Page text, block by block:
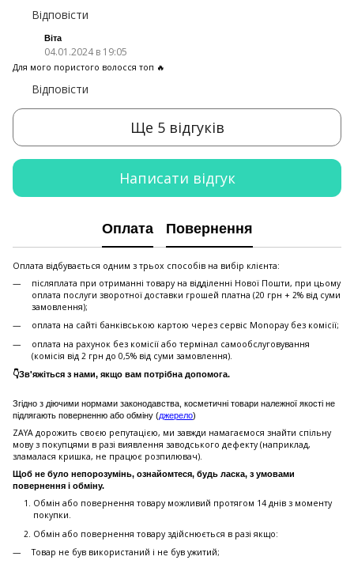
Відповісти
Віта
04.01.2024 в 19:05
Для мого пористого волосся топ 🔥
Відповісти
Ще 5 відгуків
Написати відгук
Оплата Повернення
Оплата відбувається одним з трьох способів на вибір клієнта:
післяплата при отриманні товару на відділенні Нової Пошти, при цьому
оплата послуги зворотної доставки грошей платна (20 грн + 2% від суми
замовлення);
оплата на сайті банківською картою через сервіс Monopay без комісії;
оплата на рахунок без комісії або термінал самообслуговування
(комісія від 2 грн до 0,5% від суми замовлення).
👇Зв'яжіться з нами, якщо вам потрібна допомога.
Згідно з діючими нормами законодавства, косметичні товари належної якості не
підлягають поверненню або обміну (джерело)
ZAYA дорожить своєю репутацією, ми завжди намагаємося знайти спільну
мову з покупцями в разі виявлення заводського дефекту (наприклад,
зламалася кришка, не працює розпилювач).
Щоб не було непорозумінь, ознайомтеся, будь ласка, з умовами
повернення і обміну.
Обмін або повернення товару можливий протягом 14 днів з моменту
покупки.
Обмiн або повернення товару здійснюється в разі якщо:
Товар не був використаний і не був ужитий;